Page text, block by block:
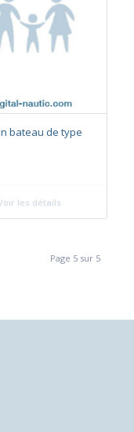
bateau de type
les détails
Page 5 sur 5